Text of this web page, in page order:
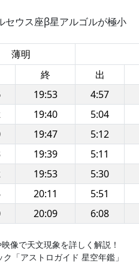
セウス座β星アルゴルが極小
薄明
終 出
19:53 4:57
19:40 5:04
19:47 5:12
19:39 5:11
19:53 5:30
20:11 5:51
20:09 6:08
像で天文現象を詳しく解説！
「アストロガイド 星空年鑑」